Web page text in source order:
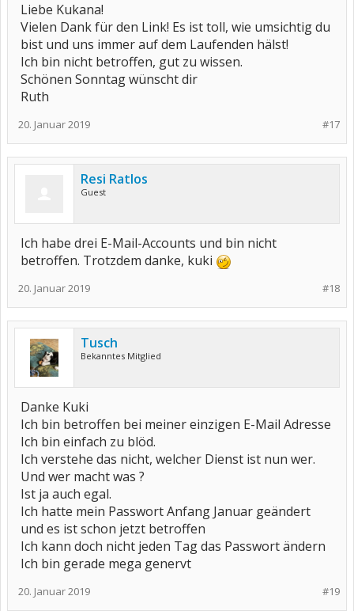
Liebe Kukana!
Vielen Dank für den Link! Es ist toll, wie umsichtig du
bist und uns immer auf dem Laufenden hälst!
Ich bin nicht betroffen, gut zu wissen.
Schönen Sonntag wünscht dir
Ruth
#17
20. Januar 2019
Resi Ratlos
Guest
Ich habe drei E-Mail-Accounts und bin nicht
betroffen. Trotzdem danke, kuki
#18
20. Januar 2019
Tusch
Bekanntes Mitglied
Danke Kuki
Ich bin betroffen bei meiner einzigen E-Mail Adresse
Ich bin einfach zu blöd.
Ich verstehe das nicht, welcher Dienst ist nun wer.
Und wer macht was ?
Ist ja auch egal.
Ich hatte mein Passwort Anfang Januar geändert
und es ist schon jetzt betroffen
Ich kann doch nicht jeden Tag das Passwort ändern
Ich bin gerade mega genervt
#19
20. Januar 2019